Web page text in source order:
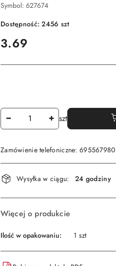
Symbol: 627674
Dostępność:2456 szt
cena:
3.69
Ilość szt
Zamówienie telefoniczne: 695567980
Dostępność
i
dostawa
Wysyłka w ciągu: 24 godziny
Więcej o produkcie
Ilość w opakowaniu: 1 szt